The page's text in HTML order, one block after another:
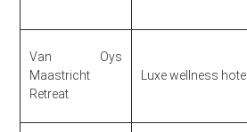
Van Oys
Maastricht
Retreat
Luxe wellness hotel